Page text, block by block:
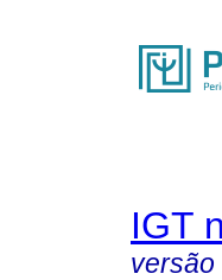
IGT
versão